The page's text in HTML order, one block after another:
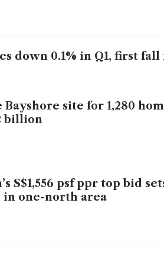
down 0.1% in Q1, first fall
Bayshore site for 1,280
billion
S$1,556 psf ppr top bid
one-north area